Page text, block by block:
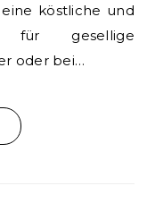
für gesellige
oder bei…